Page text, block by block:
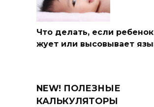
Что делать, если
жует или высовывает
NEW! ПОЛЕЗНЫЕ
КАЛЬКУЛЯТОРЫ